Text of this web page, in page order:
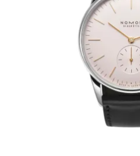
ROLEX CERTIFIED PRE-OWNED